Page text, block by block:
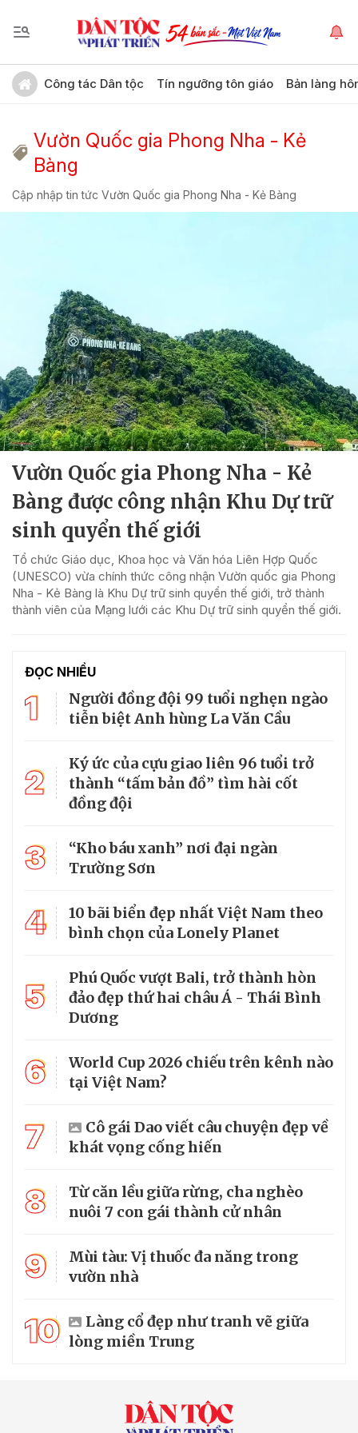
Công tác Dân tộc Tín ngưỡng tôn giáo Bản làng
Vườn Quốc gia Phong Nha - Kẻ
Bàng
Cập nhập tin tức Vườn Quốc gia Phong Nha - Kẻ Bàng
Vườn Quốc gia Phong Nha - Kẻ
Bàng được công nhận Khu Dự trữ
sinh quyển thế giới
Tổ chức Giáo dục, Khoa học và Văn hóa Liên Hợp Quốc
(UNESCO) vừa chính thức công nhận Vườn quốc gia Phong
Nha - Kẻ Bàng là Khu Dự trữ sinh quyển thế giới, trở thành
thành viên của Mạng lưới các Khu Dự trữ sinh quyển thế giới.
ĐỌC NHIỀU
1
Người đồng đội 99 tuổi nghẹn ngào
tiễn biệt Anh hùng La Văn Cầu
2
Ký ức của cựu giao liên 96 tuổi trở
thành “tấm bản đồ” tìm hài cốt
đồng đội
3
“Kho báu xanh” nơi đại ngàn
Trường Sơn
4
10 bãi biển đẹp nhất Việt Nam theo
bình chọn của Lonely Planet
5
Phú Quốc vượt Bali, trở thành hòn
đảo đẹp thứ hai châu Á - Thái Bình
Dương
6
World Cup 2026 chiếu trên kênh nào
tại Việt Nam?
7
Cô gái Dao viết câu chuyện đẹp về
khát vọng cống hiến
8
Từ căn lều giữa rừng, cha nghèo
nuôi 7 con gái thành cử nhân
9
Mùi tàu: Vị thuốc đa năng trong
vườn nhà
10
Làng cổ đẹp như tranh vẽ giữa
lòng miền Trung